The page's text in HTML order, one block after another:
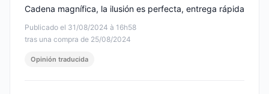
Publicado el 31/08/2024 à 16h58
tras una compra de 25/08/2024
Cadena magnífica, la ilusión es perfecta, entrega rápida
Opinión traducida